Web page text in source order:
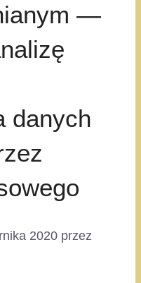
—
danych
2020 przez